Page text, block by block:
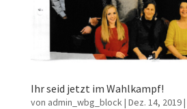
Ihr seid jetzt im Wahlkampf!
von admin_wbg_block| Dez. 14, 2019|